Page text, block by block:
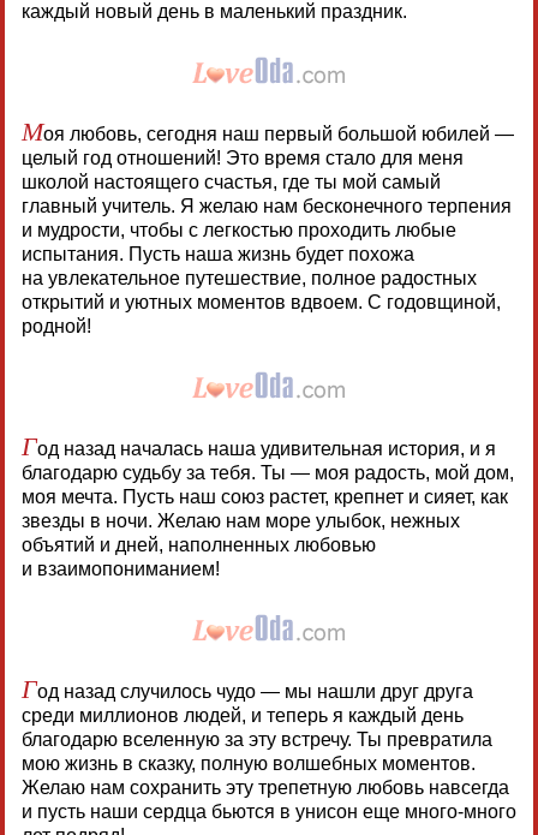
каждый новый день в маленький праздник.
Моя любовь, сегодня наш первый большой юбилей —
целый год отношений! Это время стало для меня
школой настоящего счастья, где ты мой самый
главный учитель. Я желаю нам бесконечного терпения
и мудрости, чтобы с легкостью проходить любые
испытания. Пусть наша жизнь будет похожа
на увлекательное путешествие, полное радостных
открытий и уютных моментов вдвоем. С годовщиной,
родной!
Год назад началась наша удивительная история, и я
благодарю судьбу за тебя. Ты — моя радость, мой дом,
моя мечта. Пусть наш союз растет, крепнет и сияет, как
звезды в ночи. Желаю нам море улыбок, нежных
объятий и дней, наполненных любовью
и взаимопониманием!
Год назад случилось чудо — мы нашли друг друга
среди миллионов людей, и теперь я каждый день
благодарю вселенную за эту встречу. Ты превратила
мою жизнь в сказку, полную волшебных моментов.
Желаю нам сохранить эту трепетную любовь навсегда
и пусть наши сердца бьются в унисон еще много-много